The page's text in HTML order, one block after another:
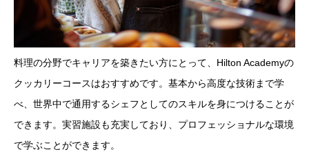
料理の分野でキャリアを築きたい方にとって、Hilton Academyの
クッカリーコースはおすすめです。基本から高度な技術まで学
べ、世界中で通用するシェフとしてのスキルを身につけることが
できます。実習施設も充実しており、プロフェッショナルな環境
で学ぶことができます。